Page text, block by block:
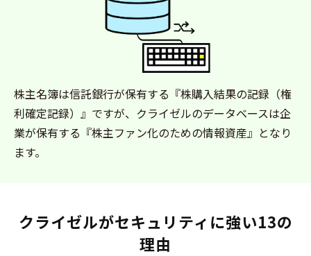
株主名簿は信託銀行が保有する『株購入結果の記録（権
利確定記録）』ですが、クライゼルのデータベースは企
業が保有する『株主ファン化のための情報資産』となり
ます。
クライゼルがセキュリティに強い13の
理由